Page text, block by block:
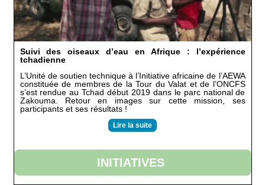
Suivi des oiseaux d’eau en Afrique : l’expérience
tchadienne
L’Unité de soutien technique à l’Initiative africaine de l’AEWA
constituée de membres de la Tour du Valat et de l’ONCFS
s’est rendue au Tchad début 2019 dans le parc national de
Zakouma. Retour en images sur cette mission, ses
participants et ses résultats !
Lire la suite
INITIATIVES